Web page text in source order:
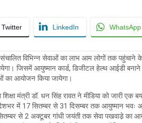
Twitter LinkedIn WhatsApp
संचालित विभिन्न सेवाओं का लाभ आम लोगों तक
जिसमें आयुष्मान कार्ड, डिजीटल हेल्थ आईडी
आयोजन किया जायेगा।
मंत्री डॉ. धन सिंह रावत ने मीडिया को जारी एक
में 17 सितम्बर से 31 दिसम्बर तक आयुष्मान भवः
से 2 अक्टूबर गांधी जयंती तक सेवा पखवाडे़ का